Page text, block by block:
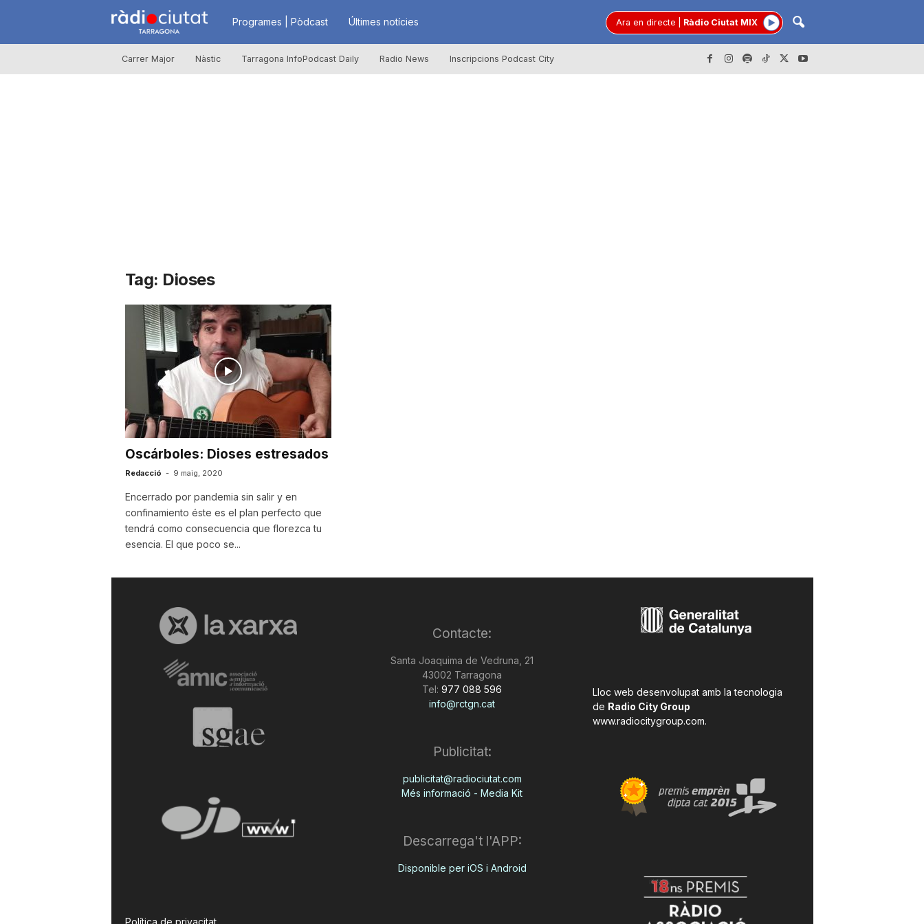
R
à
i
u
t
a
t
e
a
r
g
Programes | Pòdcast Últimes notícies Ara en directe Ràdio Ciutat MIX
Carrer Major Nàstic Tarragona InfoPodcast Daily Radio News Inscripcions Podcast City
Tag: Dioses
Oscárboles: Dioses estresados
Redacció - 9 maig, 2020
Encerrado por pandemia sin salir y en
confinamiento éste es el plan perfecto que
tendrá como consecuencia que florezca tu
esencia. El que poco se...
Política de privacitat
Contacte:
Santa Joaquima de Vedruna, 21
43002 Tarragona
Tel: 977 088 596
info@rctgn.cat
Publicitat:
publicitat@radiociutat.com
Més informació - Media Kit
Descarrega't l'APP:
Disponible per iOS i Android
Lloc web desenvolupat amb la tecnologia
de Radio City Group
www.radiocitygroup.com.